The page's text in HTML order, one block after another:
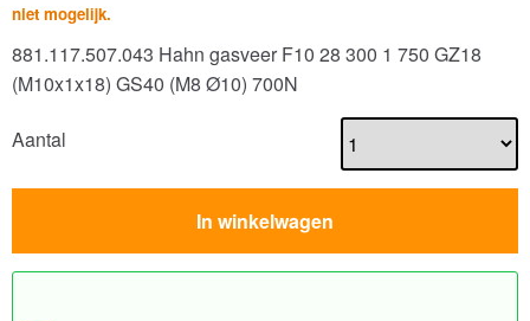
niet mogelijk.
881.117.507.043 Hahn gasveer F10 28 300 1 750 GZ18
(M10x1x18) GS40 (M8 Ø10) 700N
Aantal
In winkelwagen